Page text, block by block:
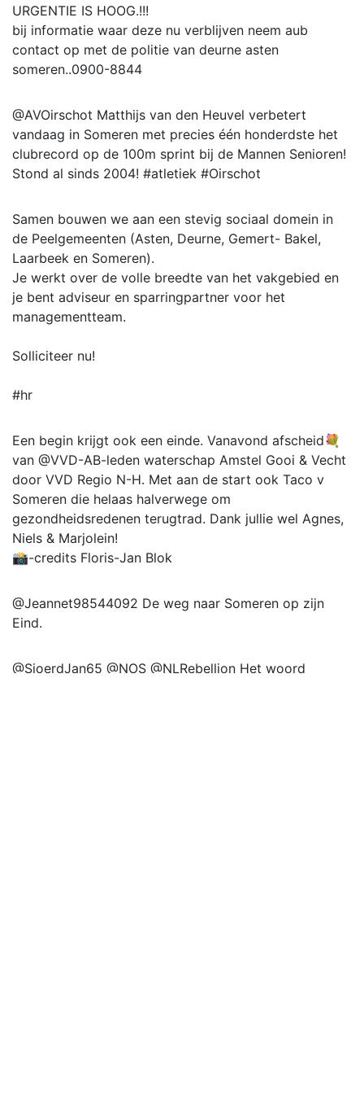
URGENTIE IS HOOG.!!!
bij informatie waar deze nu verblijven neem aub
contact op met de politie van deurne asten
someren..0900-8844
@AVOirschot Matthijs van den Heuvel verbetert
vandaag in Someren met precies één honderdste het
clubrecord op de 100m sprint bij de Mannen Senioren!
Stond al sinds 2004! #atletiek #Oirschot
Samen bouwen we aan een stevig sociaal domein in
de Peelgemeenten (Asten, Deurne, Gemert- Bakel,
Laarbeek en Someren).
Je werkt over de volle breedte van het vakgebied en
je bent adviseur en sparringpartner voor het
managementteam.
Solliciteer nu!
#hr
Een begin krijgt ook een einde. Vanavond afscheid💐
van @VVD-AB-leden waterschap Amstel Gooi & Vecht
door VVD Regio N-H. Met aan de start ook Taco v
Someren die helaas halverwege om
gezondheidsredenen terugtrad. Dank jullie wel Agnes,
Niels & Marjolein!
📸-credits Floris-Jan Blok
@Jeannet98544092 De weg naar Someren op zijn
Eind.
@SjoerdJan65 @NOS @NLRebellion Het woord